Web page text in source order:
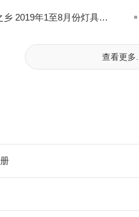
高邮市高新区成全国路灯制造之乡 2019年1至8月份灯具照明企业减税降费金额达6989万元
查看更多...